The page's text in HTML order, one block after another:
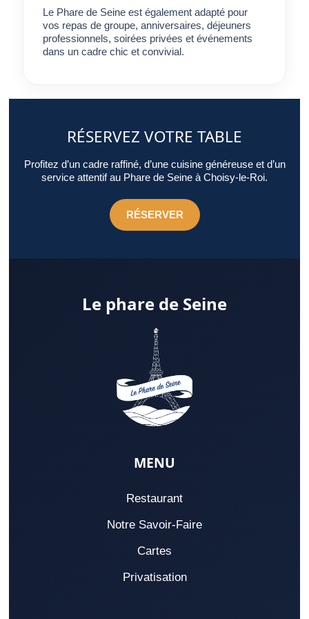
Le Phare de Seine est également adapté pour
vos repas de groupe, anniversaires, déjeuners
professionnels, soirées privées et événements
dans un cadre chic et convivial.
RÉSERVEZ VOTRE TABLE
Profitez d’un cadre raffiné, d’une cuisine généreuse et d’un
service attentif au Phare de Seine à Choisy-le-Roi.
RÉSERVER
Le phare de Seine
MENU
Restaurant
Notre Savoir-Faire
Cartes
Privatisation